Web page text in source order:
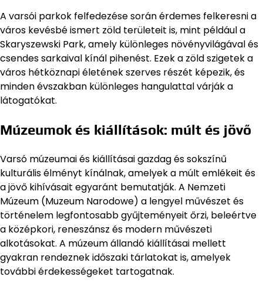
A varsói parkok felfedezése során érdemes felkeresni a
város kevésbé ismert zöld területeit is, mint például a
Skaryszewski Park, amely különleges növényvilágával és
csendes sarkaival kínál pihenést. Ezek a zöld szigetek a
város hétköznapi életének szerves részét képezik, és
minden évszakban különleges hangulattal várják a
látogatókat.
Múzeumok és kiállítások: múlt és jövő
Varsó múzeumai és kiállításai gazdag és sokszínű
kulturális élményt kínálnak, amelyek a múlt emlékeit és
a jövő kihívásait egyaránt bemutatják. A Nemzeti
Múzeum (Muzeum Narodowe) a lengyel művészet és
történelem legfontosabb gyűjteményeit őrzi, beleértve
a középkori, reneszánsz és modern művészeti
alkotásokat. A múzeum állandó kiállításai mellett
gyakran rendeznek időszaki tárlatokat is, amelyek
további érdekességeket tartogatnak.